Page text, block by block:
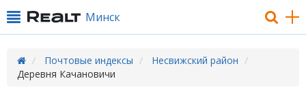
Минск
Почтовые индексы
Несвижский район
Деревня Качановичи